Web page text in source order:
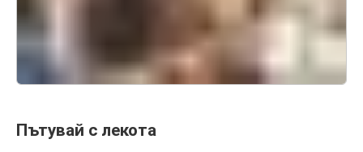
Пътувай с лекота